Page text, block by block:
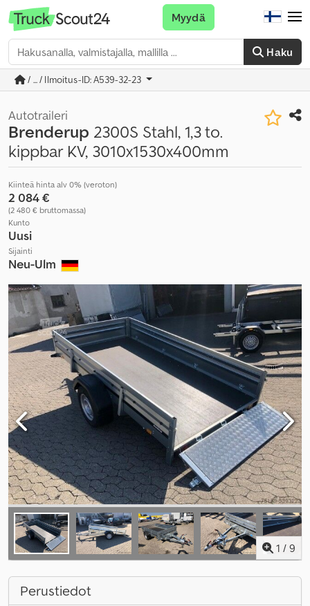
Haku
Myydä
/ ... / Ilmoitus-ID: A539-32-23
Autotraileri
Brenderup 2300S Stahl, 1,3 to.
kippbar KV, 3010x1530x400mm
Kiinteä hinta alv 0% (veroton)
2 084 €
(2 480 € bruttomassa)
Kunto
Uusi
Sijainti
Neu-Ulm
1 / 9
Perustiedot